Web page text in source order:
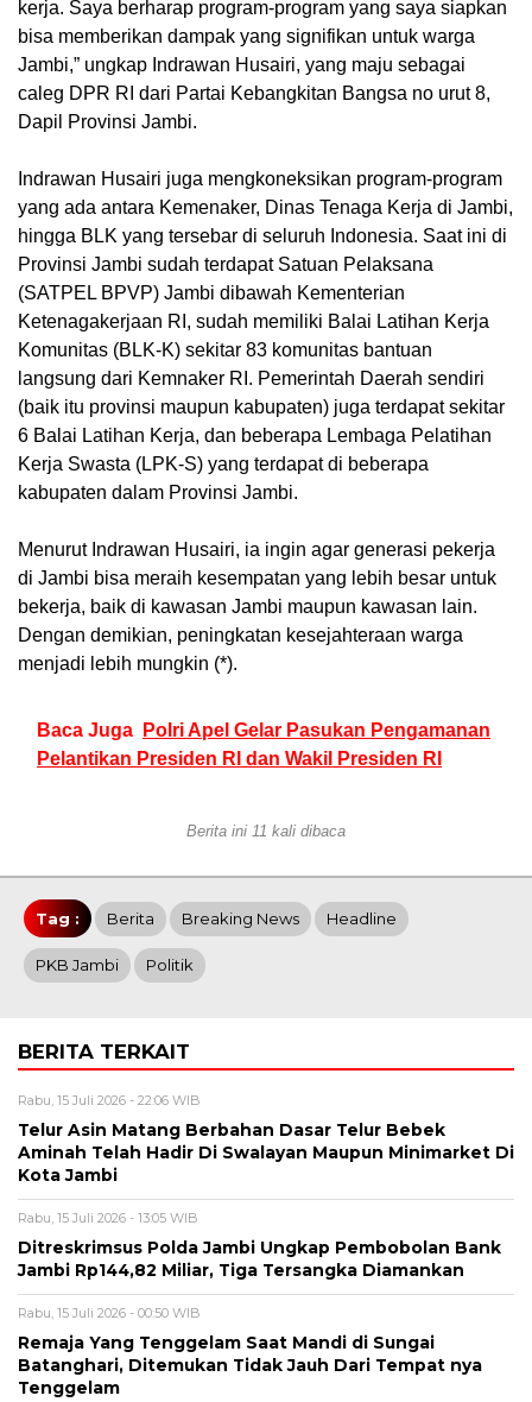
kerja. Saya berharap program-program yang saya siapkan
bisa memberikan dampak yang signifikan untuk warga
Jambi,” ungkap Indrawan Husairi, yang maju sebagai
caleg DPR RI dari Partai Kebangkitan Bangsa no urut 8,
Dapil Provinsi Jambi.
Indrawan Husairi juga mengkoneksikan program-program
yang ada antara Kemenaker, Dinas Tenaga Kerja di Jambi,
hingga BLK yang tersebar di seluruh Indonesia. Saat ini di
Provinsi Jambi sudah terdapat Satuan Pelaksana
(SATPEL BPVP) Jambi dibawah Kementerian
Ketenagakerjaan RI, sudah memiliki Balai Latihan Kerja
Komunitas (BLK-K) sekitar 83 komunitas bantuan
langsung dari Kemnaker RI. Pemerintah Daerah sendiri
(baik itu provinsi maupun kabupaten) juga terdapat sekitar
6 Balai Latihan Kerja, dan beberapa Lembaga Pelatihan
Kerja Swasta (LPK-S) yang terdapat di beberapa
kabupaten dalam Provinsi Jambi.
Menurut Indrawan Husairi, ia ingin agar generasi pekerja
di Jambi bisa meraih kesempatan yang lebih besar untuk
bekerja, baik di kawasan Jambi maupun kawasan lain.
Dengan demikian, peningkatan kesejahteraan warga
menjadi lebih mungkin (*).
Baca Juga
Polri Apel Gelar Pasukan Pengamanan
Pelantikan Presiden RI dan Wakil Presiden RI
Berita ini 11 kali dibaca
Tag : Berita Breaking News Headline
PKB Jambi Politik
BERITA TERKAIT
Rabu, 15 Juli 2026 - 22:06 WIB
Telur Asin Matang Berbahan Dasar Telur Bebek
Aminah Telah Hadir Di Swalayan Maupun Minimarket Di
Kota Jambi
Rabu, 15 Juli 2026 - 13:05 WIB
Ditreskrimsus Polda Jambi Ungkap Pembobolan Bank
Jambi Rp144,82 Miliar, Tiga Tersangka Diamankan
Rabu, 15 Juli 2026 - 00:50 WIB
Remaja Yang Tenggelam Saat Mandi di Sungai
Batanghari, Ditemukan Tidak Jauh Dari Tempat nya
Tenggelam